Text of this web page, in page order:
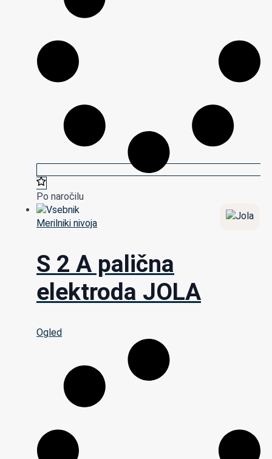
Po naročilu
Merilniki nivoja
S 2 A palična
elektroda JOLA
Ogled